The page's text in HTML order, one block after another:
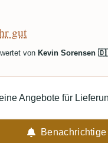
gut
von Kevin Sorensen
Angebote für